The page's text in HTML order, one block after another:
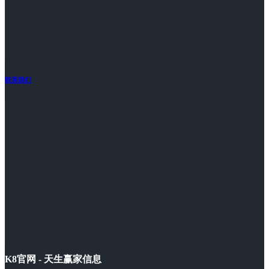
联系我们
K8官网 - 天生赢家信息